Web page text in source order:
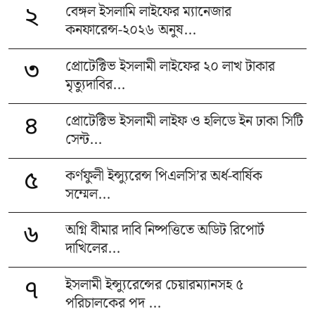
২
বেঙ্গল ইসলামি লাইফের ম্যানেজার
কনফারেন্স-২০২৬ অনুষ...
৩
প্রোটেক্টিভ ইসলামী লাইফের ২০ লাখ টাকার
মৃত্যুদাবির...
৪
প্রোটেক্টিভ ইসলামী লাইফ ও হলিডে ইন ঢাকা সিটি
সেন্ট...
৫
কর্ণফুলী ইন্স্যুরেন্স পিএলসি’র অর্ধ-বার্ষিক
সম্মেল...
৬
অগ্নি বীমার দাবি নিষ্পত্তিতে অডিট রিপোর্ট
দাখিলের...
৭
ইসলামী ইন্স্যুরেন্সের চেয়ারম্যানসহ ৫
পরিচালকের পদ ...